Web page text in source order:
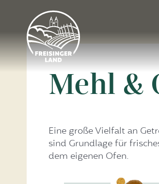
Mehl &
Eine große Vielfalt an
sind Grundlage für
dem eigenen Ofen.